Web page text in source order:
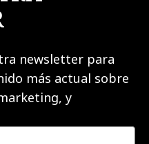
newsletter para
más actual sobre
y